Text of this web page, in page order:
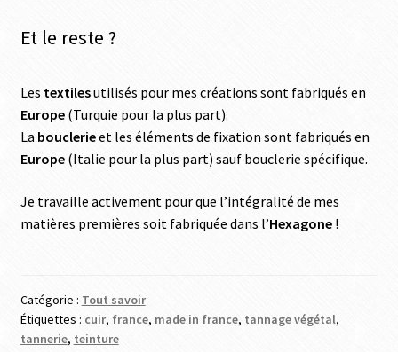
Et le reste ?
Les textilesutilisés pour mes créations sont fabriqués en
Europe(Turquie pour la plus part).
La bouclerieet les éléments de fixation sont fabriqués en
Europe(Italie pour la plus part) sauf bouclerie spécifique.
Je travaille activement pour que l’intégralité de mes
matières premières soit fabriquée dans l’Hexagone!
Catégorie : Tout savoir
Étiquettes : cuir, france, made in france, tannage végétal,
tannerie, teinture